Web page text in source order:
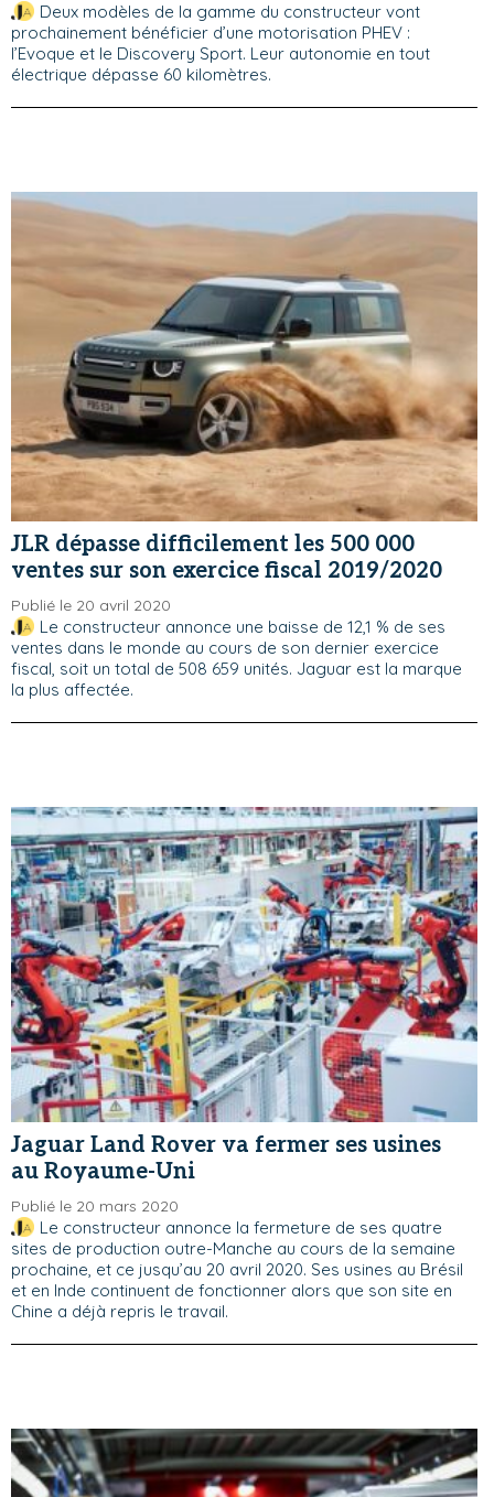
Deux modèles de la gamme du constructeur vont
prochainement bénéficier d’une motorisation PHEV :
l’Evoque et le Discovery Sport. Leur autonomie en tout
électrique dépasse 60 kilomètres.
JLR dépasse difficilement les 500 000
ventes sur son exercice fiscal 2019/2020
Publié le 20 avril 2020
Le constructeur annonce une baisse de 12,1 % de ses
ventes dans le monde au cours de son dernier exercice
fiscal, soit un total de 508 659 unités. Jaguar est la marque
la plus affectée.
Jaguar Land Rover va fermer ses usines
au Royaume-Uni
Publié le 20 mars 2020
Le constructeur annonce la fermeture de ses quatre
sites de production outre-Manche au cours de la semaine
prochaine, et ce jusqu’au 20 avril 2020. Ses usines au Brésil
et en Inde continuent de fonctionner alors que son site en
Chine a déjà repris le travail.